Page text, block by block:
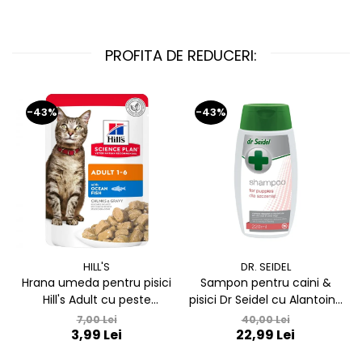
PROFITA DE REDUCERI:
-43%
HILL'S
Hrana umeda pentru pisici
Hill's Adult cu peste
oceanic 85 gr
7,00 Lei
3,99 Lei
-43%
DR. SEIDEL
Sampon pentru caini &
pisici Dr Seidel cu Alantoina
220 ml
40,00 Lei
22,99 Lei